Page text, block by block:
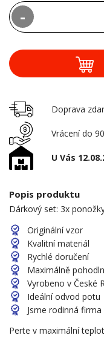
-
Doprava
Vrácení do
U Vás
Popis produktu
Dárkový set: 3x
Originální vzor
Kvalitní materiál
Rychlé doručení
Maximálně
Vyrobeno v České
Ideální odvod potu
Jsme rodinná firma
Perte v maximální